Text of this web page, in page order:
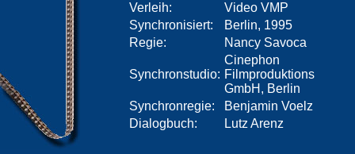
Verleih:
Video VMP
Synchronisiert:
Berlin, 1995
Regie:
Nancy Savoca
Synchronstudio:
Cinephon
Filmproduktions
GmbH, Berlin
Synchronregie:
Benjamin Voelz
Dialogbuch:
Lutz Arenz